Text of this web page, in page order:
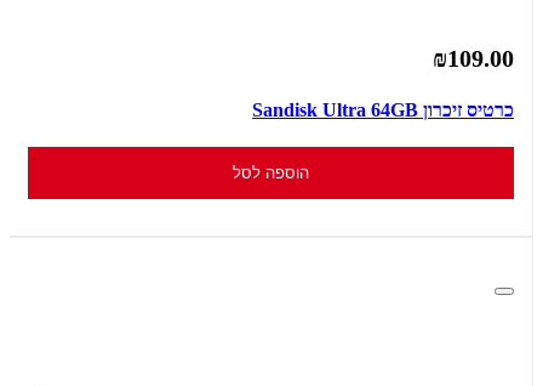
₪109.00
כרטיס זיכרון Sandisk Ultra 64GB
הוספה לסל